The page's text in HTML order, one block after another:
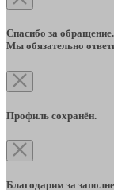
Спасибо за обращение.
Мы обязательно
Профиль сохранён.
Благодарим за